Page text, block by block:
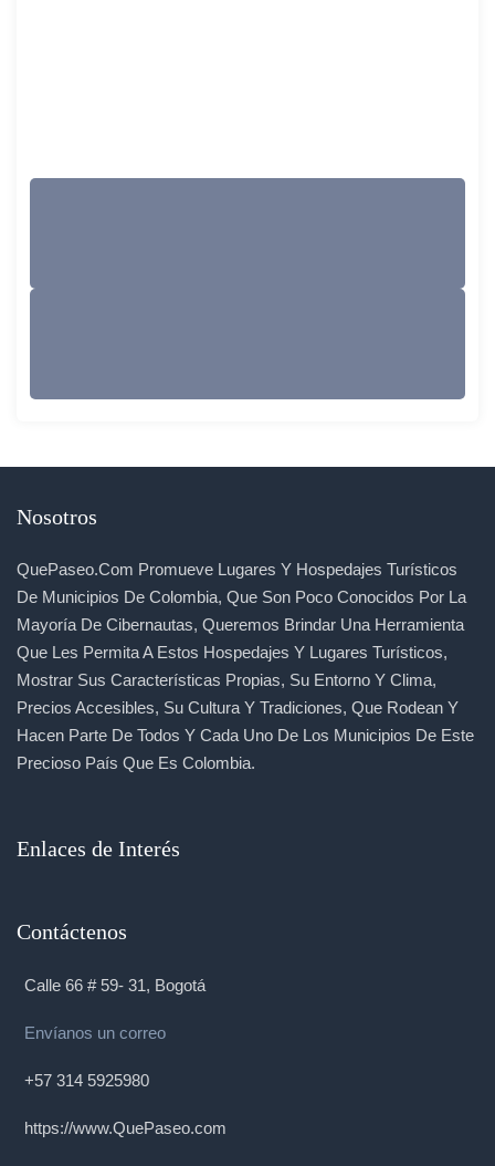
Nosotros
QuePaseo.com Promueve Lugares Y Hospedajes Turísticos
De Municipios De Colombia, Que Son Poco Conocidos Por La
Mayoría De Cibernautas, Queremos Brindar Una Herramienta
Que Les Permita A Estos Hospedajes Y Lugares Turísticos,
Mostrar Sus Características Propias, Su Entorno Y Clima,
Precios Accesibles, Su Cultura Y Tradiciones, Que Rodean Y
Hacen Parte De Todos Y Cada Uno De Los Municipios De Este
Precioso País Que Es Colombia.
Enlaces de Interés
Contáctenos
Calle 66 # 59- 31, Bogotá
Envíanos un correo
+57 314 5925980
https://www.QuePaseo.com